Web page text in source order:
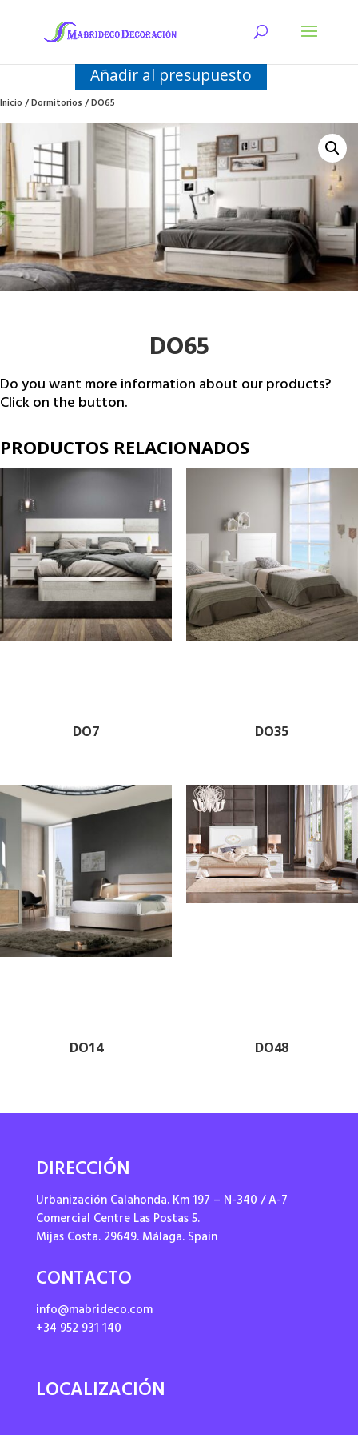
Añadir al presupuesto
Inicio/Dormitorios/ DO65
DO65
Do you want more information about our products?
Click on the button.
PRODUCTOS RELACIONADOS
DO7 DO35
DO14 DO48
DIRECCIÓN
Urbanización Calahonda. Km 197 – N-340 / A-7
Comercial Centre Las Postas 5.
Mijas Costa. 29649. Málaga. Spain
CONTACTO
info@mabrideco.com
+34 952 931 140
LOCALIZACIÓN